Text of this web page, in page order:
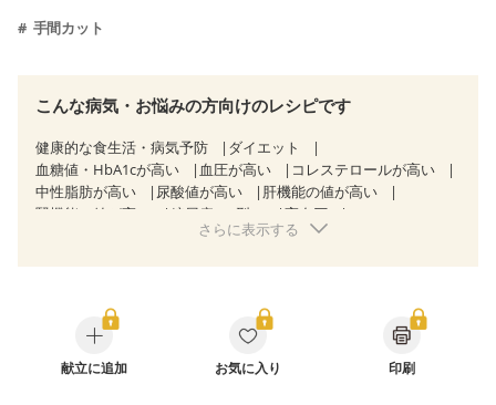
手間カット
こんな病気・お悩みの方向けのレシピです
健康的な食生活・病気予防
ダイエット
血糖値・HbA1cが高い
血圧が高い
コレステロールが高い
中性脂肪が高い
尿酸値が高い
肝機能の値が高い
腎機能の値が高い
糖尿病（2型）
高血圧
胃炎 胃ポリープ
CKD（ステージ３a）
CKD（ステージ３b）
乳がん（抗がん剤治療中）
乳がん（ホルモン療法中）
乳がん（放射線治療中）
さらに表示する
献立に追加 お気に入り 印刷